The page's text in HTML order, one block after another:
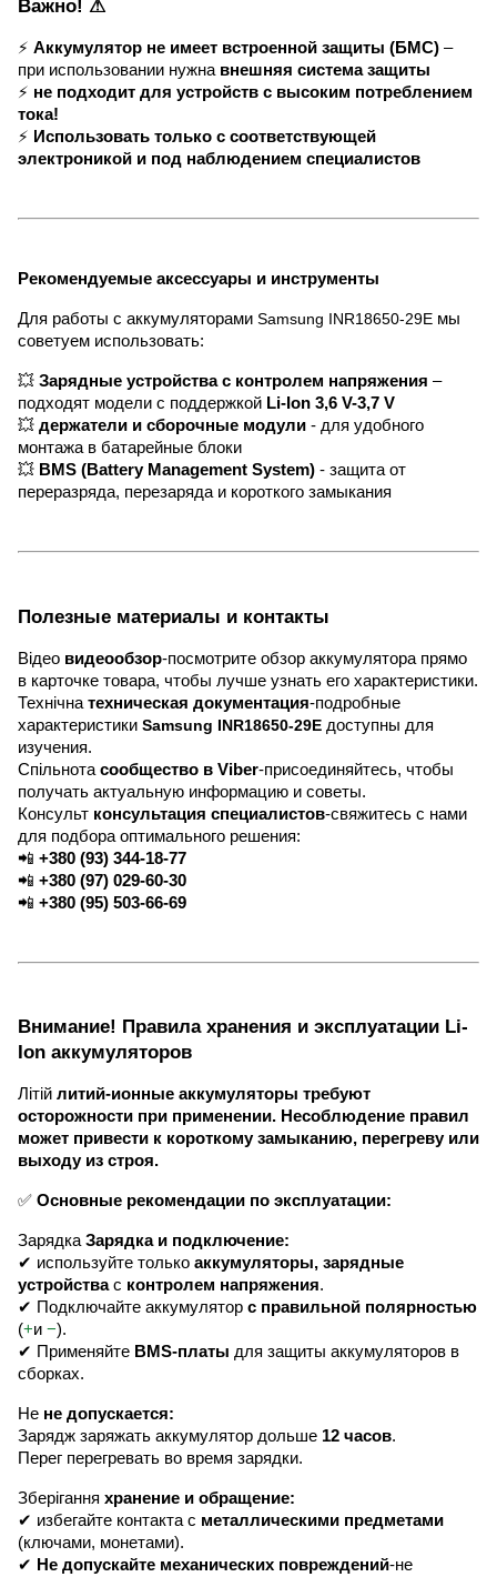
Важно! ⚠
⚡ Аккумулятор не имеет встроенной защиты (БМС) –
при использовании нужна внешняя система защиты
⚡ не подходит для устройств с высоким потреблением
тока!
⚡ Использовать только с соответствующей
электроникой и под наблюдением специалистов
Рекомендуемые аксессуары и инструменты
Для работы с аккумуляторами Samsung INR18650-29E мы
советуем использовать:
💥 Зарядные устройства с контролем напряжения –
подходят модели с поддержкой Li-Ion 3,6 V-3,7 V
💥 держатели и сборочные модули - для удобного
монтажа в батарейные блоки
💥 BMS (Battery Management System) - защита от
переразряда, перезаряда и короткого замыкания
Полезные материалы и контакты
Відео видеообзор-посмотрите обзор аккумулятора прямо
в карточке товара, чтобы лучше узнать его характеристики.
Технічна техническая документация-подробные
характеристики Samsung INR18650-29E доступны для
изучения.
Спільнота сообщество в Viber-присоединяйтесь, чтобы
получать актуальную информацию и советы.
Консульт консультация специалистов-свяжитесь с нами
для подбора оптимального решения:
📲 +380 (93) 344-18-77
📲 +380 (97) 029-60-30
📲 +380 (95) 503-66-69
Внимание! Правила хранения и эксплуатации Li-
Ion аккумуляторов
Літій литий-ионные аккумуляторы требуют
осторожности при применении. Несоблюдение правил
может привести к короткому замыканию, перегреву или
выходу из строя.
✅ Основные рекомендации по эксплуатации:
ЗарядкаЗарядка и подключение:
✔ используйте только аккумуляторы, зарядные
устройствас контролем напряжения.
✔ Подключайте аккумулятор с правильной полярностью
(+и −).
✔ Применяйте BMS-платы для защиты аккумуляторов в
сборках.
Не не допускается:
Зарядж заряжать аккумулятор дольше 12 часов.
Перег перегревать во время зарядки.
Зберігання хранение и обращение:
✔ избегайте контакта с металлическими предметами
(ключами, монетами).
✔ Не допускайте механических повреждений-не